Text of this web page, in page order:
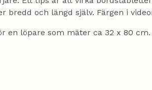
bredd och längd själv. Färgen i
en löpare som mäter ca 32 x 80 cm.